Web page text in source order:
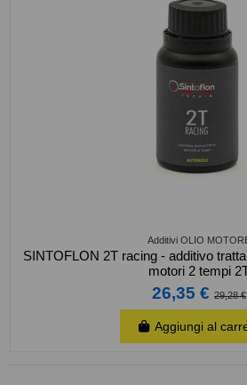
Additivi OLIO
SINTOFLON 2T racing - additivo
motori 2 tempi
26,35 € 29,28 €
Aggiungi al